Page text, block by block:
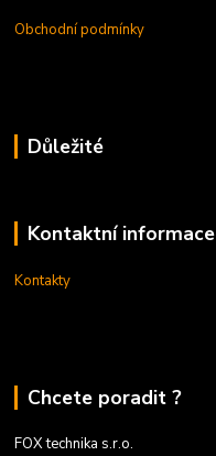
Obchodní podmínky
Důležité
Kontaktní informace
Kontakty
Chcete poradit ?
FOX technika s.r.o.